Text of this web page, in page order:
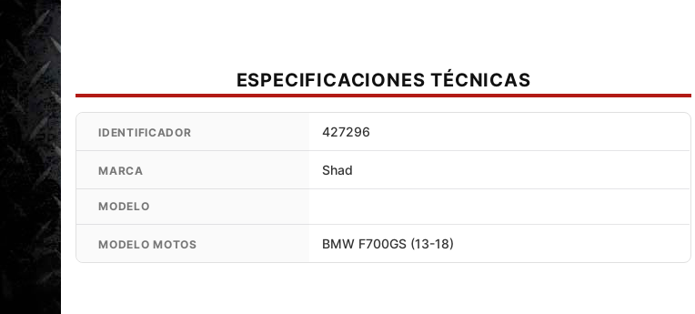
ESPECIFICACIONES TÉCNICAS
IDENTIFICADOR 427296
MARCA Shad
MODELO
MODELO MOTOS BMW F700GS (13-18)